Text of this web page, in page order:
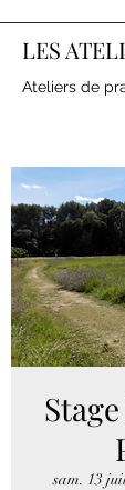
LES
Ateliers de
sam. 13